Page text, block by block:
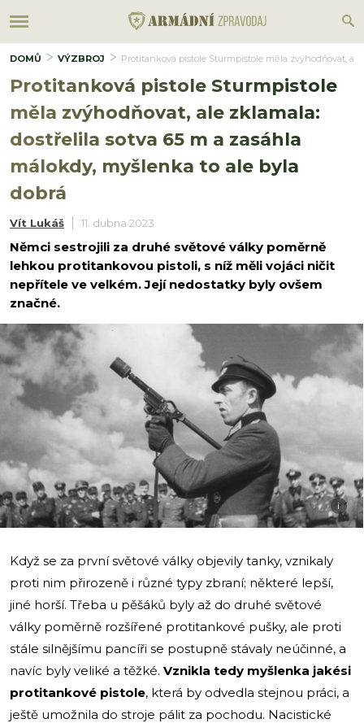
DOMŮ VÝZBROJ Protitanková pistole Sturmpistole měla zvýhodňovat,
Protitanková pistole Sturmpistole
měla zvýhodňovat, ale zklamala:
dostřelila sotva 65 m a zasáhla
málokdy, myšlenka to ale byla
dobrá
Vít Lukáš 11. dubna 2023
Němci sestrojili za druhé světové války poměrně
lehkou protitankovou pistoli, s níž měli vojáci ničit
nepřítele ve velkém. Její nedostatky byly ovšem
značné.
i
Když se za první světové války objevily tanky, vznikaly
proti nim přirozeně i různé typy zbraní; některé lepší,
jiné horší. Třeba u pěšáků byly až do druhé světové
války poměrně rozšířené protitankové pušky, ale proti
stále silnějšímu pancíři se postupně stávaly neúčinné, a
navíc byly veliké a těžké. Vznikla tedy myšlenka jakési
protitankové pistole, která by odvedla stejnou práci, a
ještě umožnila do stroje pálit za pochodu. Nacistické